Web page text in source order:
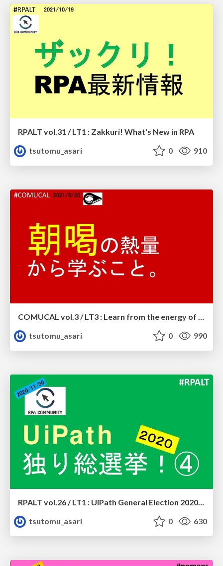
RPALT vol.31 / LT1 : Zakkuri! What's New in RPA
tsutomu_asari
0 910
COMUCAL vol.3 / LT3 : Learn from the energy of ASAKATSU.
tsutomu_asari
0 990
tsutomu_asari
0 630